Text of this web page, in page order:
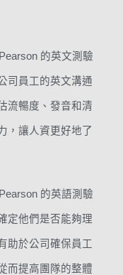
的英文測驗
司員工的英文溝通
流暢度、發音和清
，讓人資更好地了
的英語測驗
定他們是否能夠理
助於公司確保員工
而提高團隊的整體